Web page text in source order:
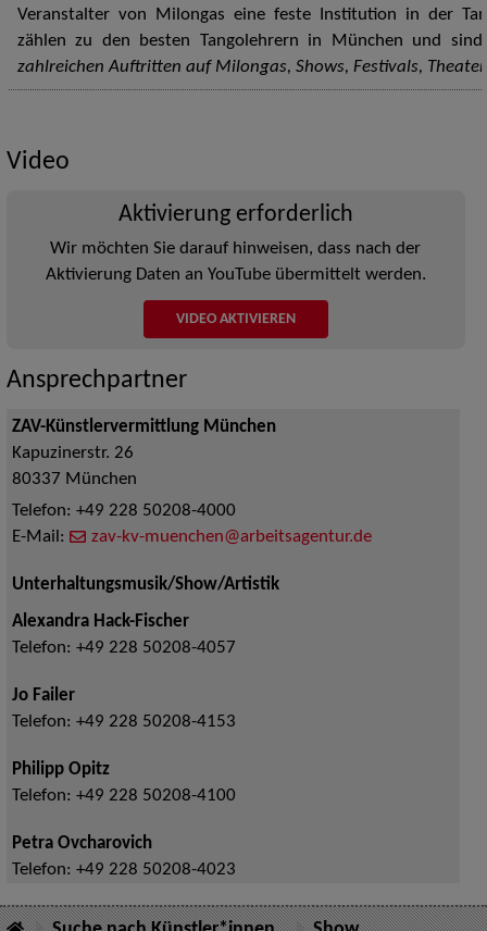
Veranstalter von Milongas eine feste Institution in der
zählen zu den besten Tangolehrern in München und
zahlreichen Auftritten auf Milongas, Shows, Festivals,
Video
Aktivierung erforderlich
Wir möchten Sie darauf hinweisen, dass nach der
Aktivierung Daten an YouTube übermittelt werden.
VIDEO AKTIVIEREN
Ansprechpartner
ZAV-Künstlervermittlung München
Kapuzinerstr. 26
80337 München
Telefon: +49 228 50208-4000
E-Mail:
zav-kv-muenchen@arbeitsagentur.de
Unterhaltungsmusik/Show/Artistik
Alexandra Hack-Fischer
Telefon: +49 228 50208-4057
Jo Failer
Telefon: +49 228 50208-4153
Philipp Opitz
Telefon: +49 228 50208-4100
Petra Ovcharovich
Telefon: +49 228 50208-4023